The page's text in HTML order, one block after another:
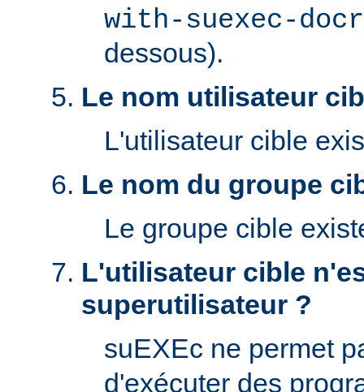
with-suexec-
dessous).
Le nom utilisateur
L'utilisateur cible
Le nom du groupe
Le groupe cible
L'utilisateur cible
superutilisateur ?
suEXEc ne permet
d'exécuter des